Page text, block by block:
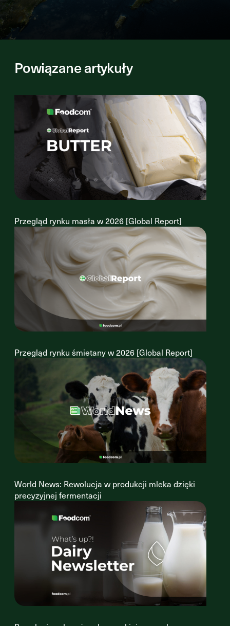
Powiązane artykuły
Przegląd rynku masła w 2026 [Global Report]
Przegląd rynku śmietany w 2026 [Global Report]
World News: Rewolucja w produkcji mleka dzięki
precyzyjnej fermentacji